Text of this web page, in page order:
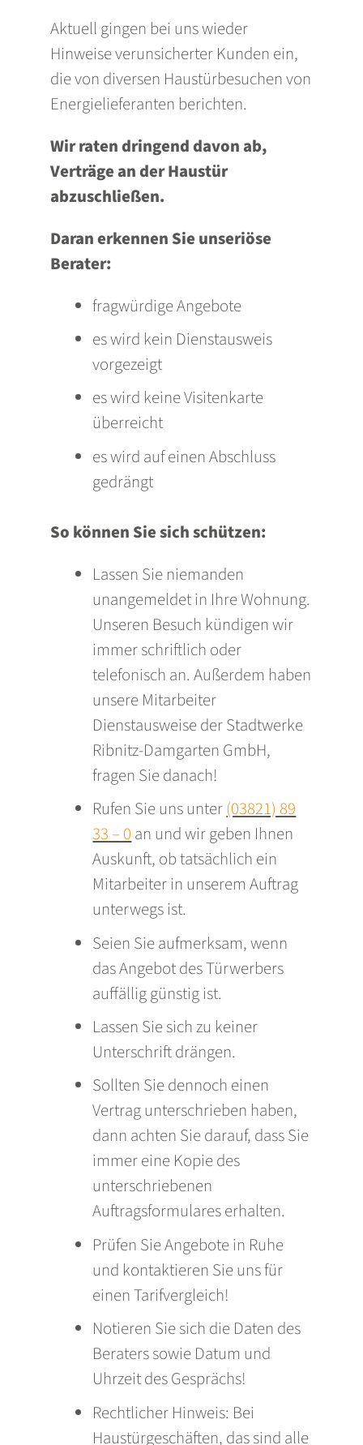
Aktuell gingen bei uns wieder
Hinweise verunsicherter Kunden ein,
die von diversen Haustürbesuchen von
Energielieferanten berichten.
Wir raten dringend davon ab,
Verträge an der Haustür
abzuschließen.
Daran erkennen Sie unseriöse
Berater:
fragwürdige Angebote
es wird kein Dienstausweis
vorgezeigt
es wird keine Visitenkarte
überreicht
es wird auf einen Abschluss
gedrängt
So können Sie sich schützen:
Lassen Sie niemanden
unangemeldet in Ihre Wohnung.
Unseren Besuch kündigen wir
immer schriftlich oder
telefonisch an. Außerdem haben
unsere Mitarbeiter
Dienstausweise der Stadtwerke
Ribnitz-Damgarten GmbH,
fragen Sie danach!
Rufen Sie uns unter(03821) 89
33 – 0 an und wir geben Ihnen
Auskunft, ob tatsächlich ein
Mitarbeiter in unserem Auftrag
unterwegs ist.
Seien Sie aufmerksam, wenn
das Angebot des Türwerbers
auffällig günstig ist.
Lassen Sie sich zu keiner
Unterschrift drängen.
Sollten Sie dennoch einen
Vertrag unterschrieben haben,
dann achten Sie darauf, dass Sie
immer eine Kopie des
unterschriebenen
Auftragsformulares erhalten.
Prüfen Sie Angebote in Ruhe
und kontaktieren Sie uns für
einen Tarifvergleich!
Notieren Sie sich die Daten des
Beraters sowie Datum und
Uhrzeit des Gesprächs!
Rechtlicher Hinweis: Bei
Haustürgeschäften, das sind alle